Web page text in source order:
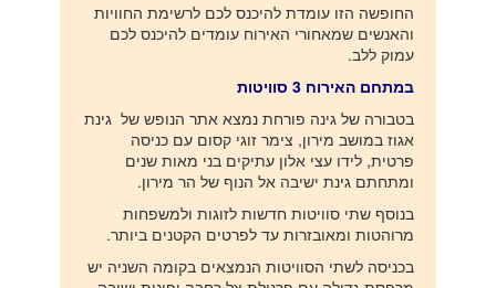
החופשה הזו עומדת להיכנס לכם לרשימת החוויות
והאנשים שמאחורי האירוח עומדים להיכנס לכם
עמוק ללב.
במתחם האירוח 3 סוויטות
בטבורה של גינה פורחת נמצא אתר הנופש של גינת
אגוז במושב מירון, צימר זוגי קסום עם כניסה
פרטית, לידו עצי אלון עתיקים בני מאות שנים
ומתחתם גינת ישיבה אל הנוף של הר מירון.
בנוסף שתי סוויטות חדשות לזוגות ולמשפחות
מרוהטות ומאובזרות עד לפרטים הקטנים ביותר.
בכניסה לשתי הסוויטות הנמצאים בקומה השניה יש